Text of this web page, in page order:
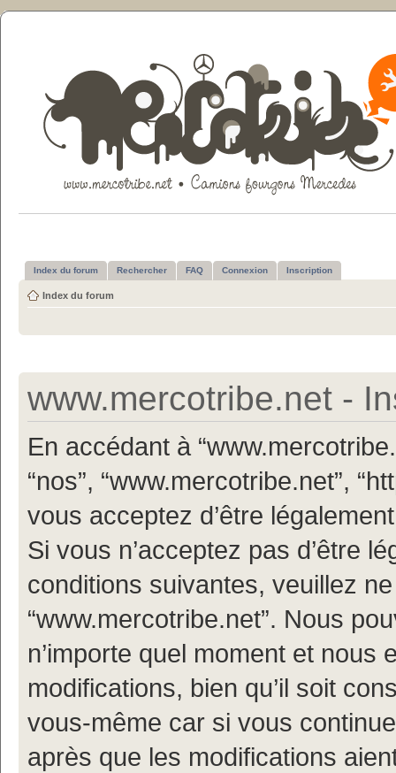
Index du forum Rechercher FAQ Connexion Inscription
Index du forum
www.mercotribe.net -
En accédant à
“nos”, “www.mercotribe.net”,
vous acceptez d’être
Si vous n’acceptez pas d’être
conditions suivantes, veuillez
“www.mercotribe.net”. Nous
n’importe quel moment et
modifications, bien qu’il soit
vous-même car si vous
après que les modifications